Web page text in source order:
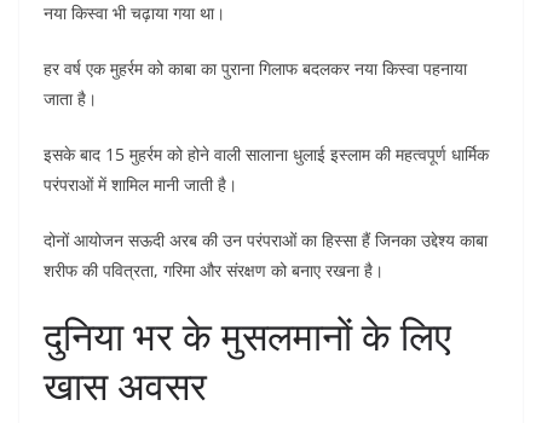
नया किस्वा भी चढ़ाया गया था।
हर वर्ष एक मुहर्रम को काबा का पुराना गिलाफ बदलकर नया किस्वा पहनाया
जाता है।
इसके बाद 15 मुहर्रम को होने वाली सालाना धुलाई इस्लाम की महत्वपूर्ण धार्मिक
परंपराओं में शामिल मानी जाती है।
दोनों आयोजन सऊदी अरब की उन परंपराओं का हिस्सा हैं जिनका उद्देश्य काबा
शरीफ की पवित्रता, गरिमा और संरक्षण को बनाए रखना है।
दुनिया भर के मुसलमानों के लिए
खास अवसर